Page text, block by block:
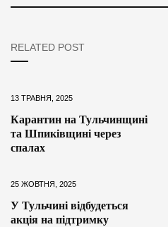
RELATED POST
13 ТРАВНЯ, 2025
Карантин на Тульчинщині
та Шпиківщині через
спалах
25 ЖОВТНЯ, 2025
У Тульчині відбудеться
акція на підтримку